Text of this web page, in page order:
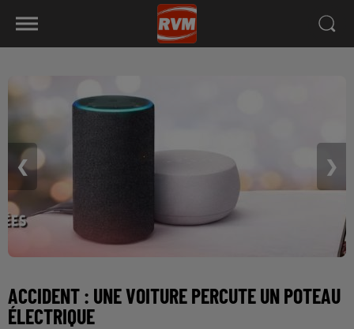
❮ ❯
ACCIDENT : UNE VOITURE PERCUTE UN POTEAU
ÉLECTRIQUE